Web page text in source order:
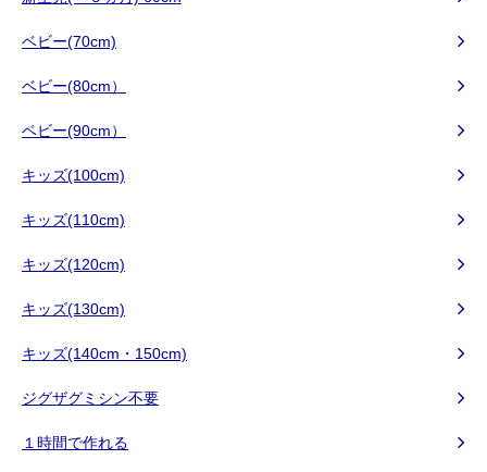
ベビー(70cm)
ベビー(80cm）
ベビー(90cm）
キッズ(100cm)
キッズ(110cm)
キッズ(120cm)
キッズ(130cm)
キッズ(140cm・150cm)
ジグザグミシン不要
１時間で作れる